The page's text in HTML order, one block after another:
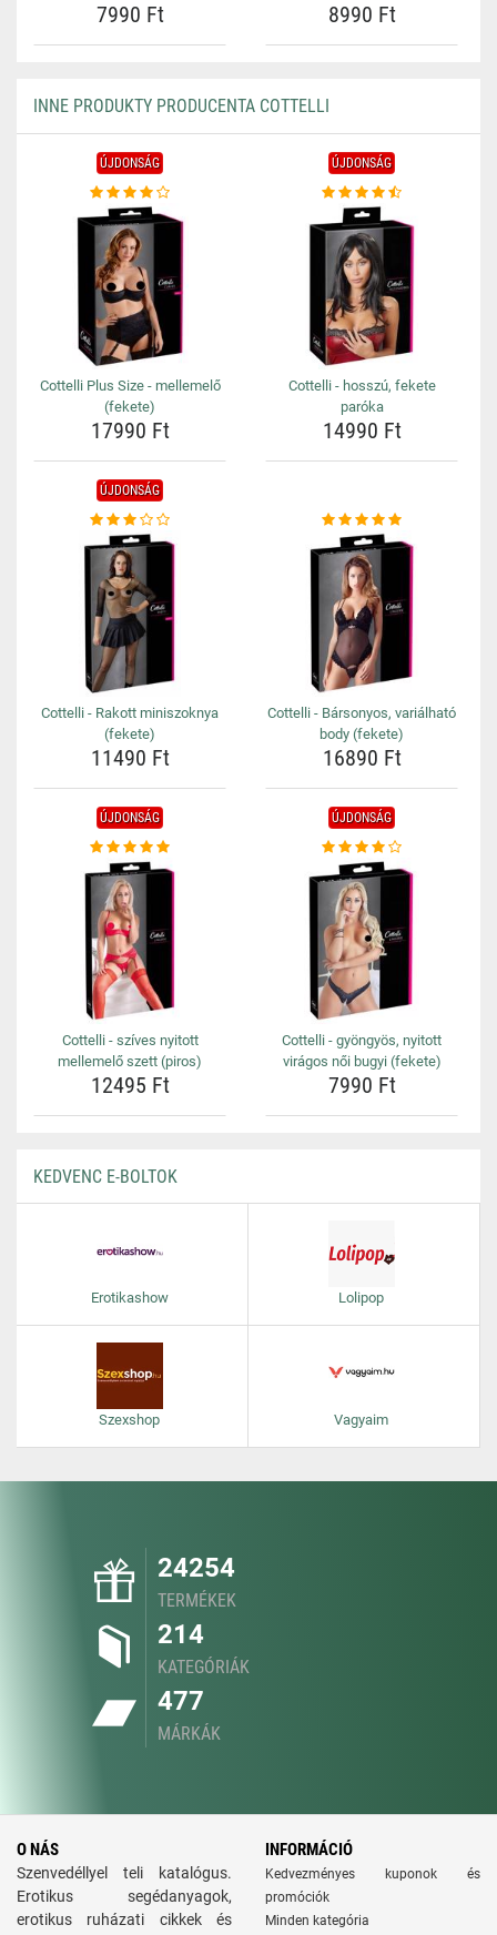
7990 Ft 8990 Ft
INNE PRODUKTY PRODUCENTA COTTELLI
ÚJDONSÁG
Cottelli Plus Size - mellemelő
(fekete)
17990 Ft
ÚJDONSÁG
Cottelli - hosszú, fekete
paróka
14990 Ft
ÚJDONSÁG
Cottelli - Rakott miniszoknya
(fekete)
11490 Ft
Cottelli - Bársonyos, variálható
body (fekete)
16890 Ft
ÚJDONSÁG
Cottelli - szíves nyitott
mellemelő szett (piros)
12495 Ft
ÚJDONSÁG
Cottelli - gyöngyös, nyitott
virágos női bugyi (fekete)
7990 Ft
KEDVENC E-BOLTOK
Erotikashow Lolipop
Szexshop Vagyaim
24254
TERMÉKEK
214
KATEGÓRIÁK
477
MÁRKÁK
O NÁS
Szenvedéllyel teli katalógus.
Erotikus segédanyagok,
erotikus ruházati cikkek és
INFORMÁCIÓ
Kedvezményes kuponok és
promóciók
Minden kategória